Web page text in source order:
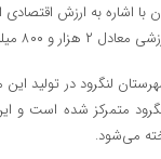
با اشاره به ارزش
تومان داشته باشد.
لنگرود در
متمرکز شده است و